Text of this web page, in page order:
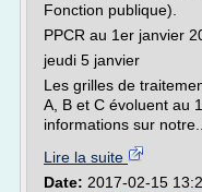
Fonction publique).
PPCR au 1er janvier
jeudi 5 janvier
Les grilles de
A, B et C évoluent au
informations sur notre...
Lire la suite
Date: 2017-02-15